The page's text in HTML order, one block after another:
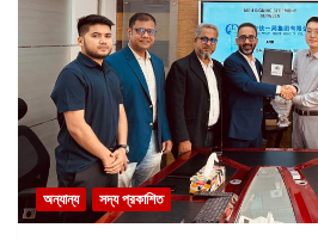
অন্যান্য সদ্য প্রকাশিত